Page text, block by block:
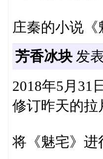
庄秦的小说《
芳香冰块发
2018年5月31日
修订昨天的拉
将《魅宅》进